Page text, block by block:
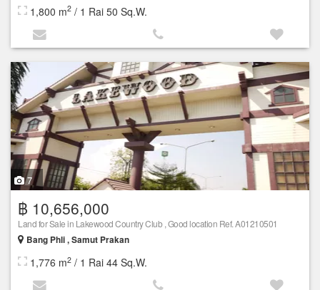
1,800 m2 / 1 Rai 50 Sq.W.
7
฿ 10,656,000
Land for Sale in Lakewood Country Club , Good location Ref. A01210501
Bang Phli , Samut Prakan
1,776 m2 / 1 Rai 44 Sq.W.